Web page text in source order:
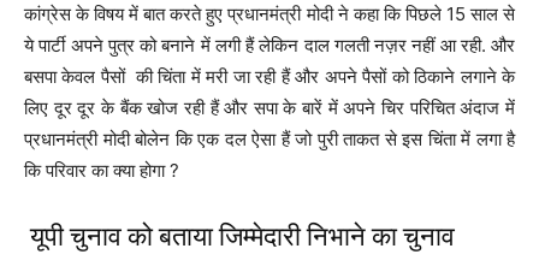
कांग्रेस के विषय में बात करते हुए प्रधानमंत्री मोदी ने कहा कि पिछले 15 साल से
ये पार्टी अपने पुत्र को बनाने में लगी हैं लेकिन दाल गलती नज़र नहीं आ रही. और
बसपा केवल पैसों की चिंता में मरी जा रही हैं और अपने पैसों को ठिकाने लगाने के
लिए दूर दूर के बैंक खोज रही हैं और सपा के बारें में अपने चिर परिचित अंदाज में
प्रधानमंत्री मोदी बोलेन कि एक दल ऐसा हैं जो पुरी ताकत से इस चिंता में लगा है
कि परिवार का क्या होगा ?
यूपी चुनाव को बताया जिम्मेदारी निभाने का चुनाव